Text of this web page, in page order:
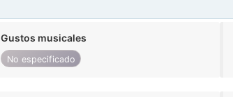
Gustos musicales
No especificado